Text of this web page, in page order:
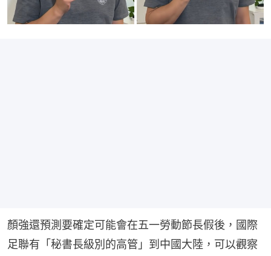
顏強還預測要確定可能會在五一勞動節長假後，國際
足聯有「秘書長級別的高管」到中國大陸，可以觀察